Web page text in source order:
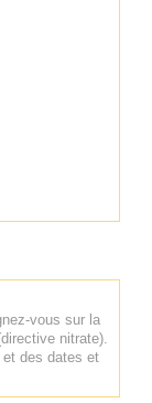
vous sur la
nitrate).
des dates et